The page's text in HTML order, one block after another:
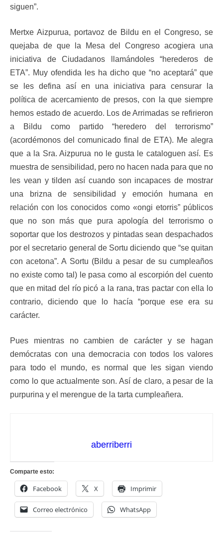
siguen”.
Mertxe Aizpurua, portavoz de Bildu en el Congreso, se
quejaba de que la Mesa del Congreso acogiera una
iniciativa de Ciudadanos llamándoles “herederos de
ETA”. Muy ofendida les ha dicho que “no aceptará” que
se les defina así en una iniciativa para censurar la
política de acercamiento de presos, con la que siempre
hemos estado de acuerdo. Los de Arrimadas se refirieron
a Bildu como partido “heredero del terrorismo”
(acordémonos del comunicado final de ETA). Me alegra
que a la Sra. Aizpurua no le gusta le cataloguen así. Es
muestra de sensibilidad, pero no hacen nada para que no
les vean y tilden así cuando son incapaces de mostrar
una brizna de sensibilidad y emoción humana en
relación con los conocidos como «ongi etorris” públicos
que no son más que pura apología del terrorismo o
soportar que los destrozos y pintadas sean despachados
por el secretario general de Sortu diciendo que “se quitan
con acetona”. A Sortu (Bildu a pesar de su cumpleaños
no existe como tal) le pasa como al escorpión del cuento
que en mitad del río picó a la rana, tras pactar con ella lo
contrario, diciendo que lo hacía “porque ese era su
carácter.
Pues mientras no cambien de carácter y se hagan
demócratas con una democracia con todos los valores
para todo el mundo, es normal que les sigan viendo
como lo que actualmente son. Así de claro, a pesar de la
purpurina y el merengue de la tarta cumpleañera.
aberriberri
Comparte esto:
Facebook X Imprimir
Correo electrónico WhatsApp